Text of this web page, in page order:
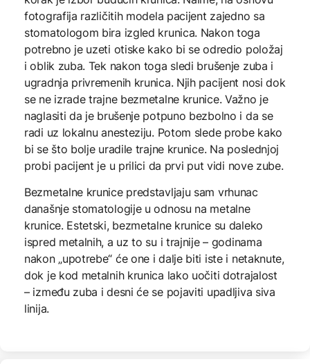
fotografija različitih modela pacijent zajedno sa
stomatologom bira izgled krunica. Nakon toga
potrebno je uzeti otiske kako bi se odredio položaj
i oblik zuba. Tek nakon toga sledi brušenje zuba i
ugradnja privremenih krunica. Njih pacijent nosi dok
se ne izrade trajne bezmetalne krunice. Važno je
naglasiti da je brušenje potpuno bezbolno i da se
radi uz lokalnu anesteziju. Potom slede probe kako
bi se što bolje uradile trajne krunice. Na poslednjoj
probi pacijent je u prilici da prvi put vidi nove zube.
Bezmetalne krunice predstavljaju sam vrhunac
današnje stomatologije u odnosu na metalne
krunice. Estetski, bezmetalne krunice su daleko
ispred metalnih, a uz to su i trajnije – godinama
nakon „upotrebe“ će one i dalje biti iste i netaknute,
dok je kod metalnih krunica lako uočiti dotrajalost
– između zuba i desni će se pojaviti upadljiva siva
linija.